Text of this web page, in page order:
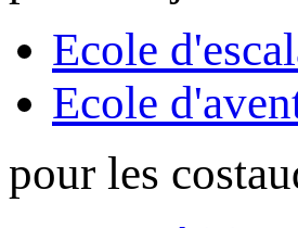
Ecole
Ecole
pour les